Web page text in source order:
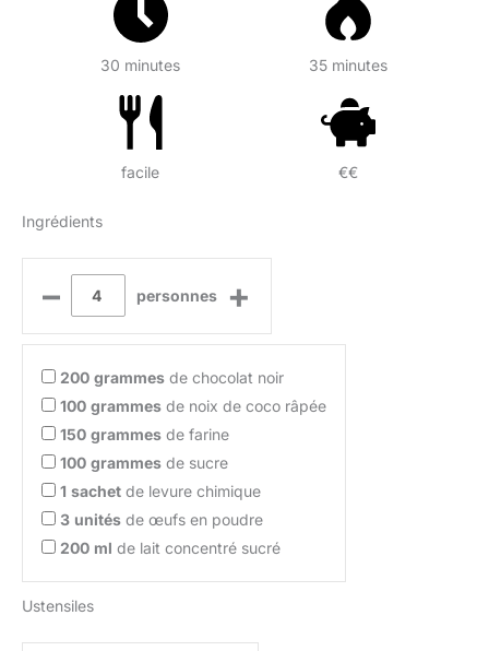
30 minutes 35 minutes
facile €€
Ingrédients
– personnes +
200 grammes de chocolat noir
100 grammes de noix de coco râpée
150 grammes de farine
100 grammes de sucre
1 sachet de levure chimique
3 unités de œufs en poudre
200 ml de lait concentré sucré
Ustensiles